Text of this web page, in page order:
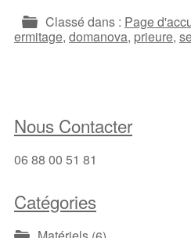
Classé dans : Page
ermitage, domanova, prieure,
Nous Contacter
06 88 00 51 81
Catégories